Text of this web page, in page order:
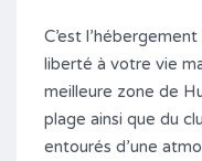
C’est
liberté à votre vie
meilleure zone de
plage ainsi que du
entourés d’une